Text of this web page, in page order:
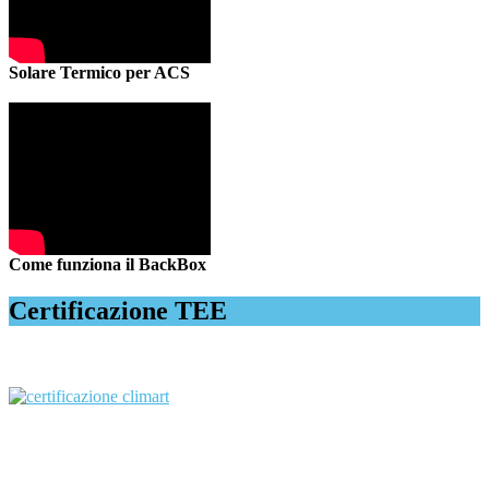
Solare Termico per ACS
Come funziona il BackBox
Certificazione TEE